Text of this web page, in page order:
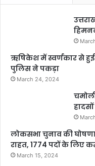
ऋषिकेश में स्वर्णकार से
पुलिस ने पकड़ा
March 24, 2024
लोकसभा चुनाव की
राहत, 1774 पदों के
March 15, 2024